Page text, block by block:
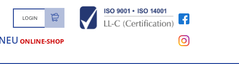
ONLINE-SHOP
LOGIN